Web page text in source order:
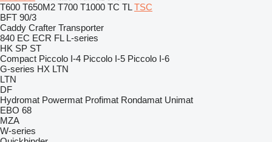
T600 T650M2 T700 T1000 TC TL TSC
BFT 90/3
Caddy Crafter Transporter
840 EC ECR FL L-series
HK SP ST
Compact Piccolo I-4 Piccolo I-5 Piccolo I-6
G-series HX LTN
LTN
DF
Hydromat Powermat Profimat Rondamat Unimat
EBO 68
MZA
W-series